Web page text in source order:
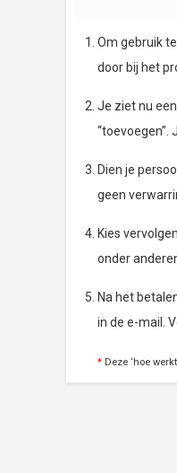
Om gebruik
door bij het
Je ziet nu
“toevoegen”.
Dien je
geen
Kies
onder
Na het
in de e-mail.
* Deze ‘hoe